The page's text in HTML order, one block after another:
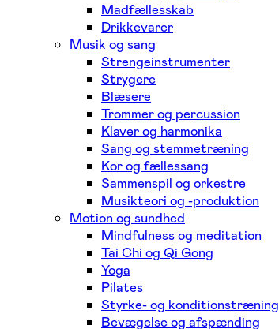
Madfællesskab
Drikkevarer
Musik og sang
Strengeinstrumenter
Strygere
Blæsere
Trommer og percussion
Klaver og harmonika
Sang og stemmetræning
Kor og fællessang
Sammenspil og orkestre
Musikteori og -produktion
Motion og sundhed
Mindfulness og meditation
Tai Chi og Qi Gong
Yoga
Pilates
Styrke- og konditionstræning
Bevægelse og afspænding